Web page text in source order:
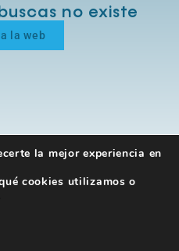
no existe
la web
la mejor experiencia en
cookies utilizamos o